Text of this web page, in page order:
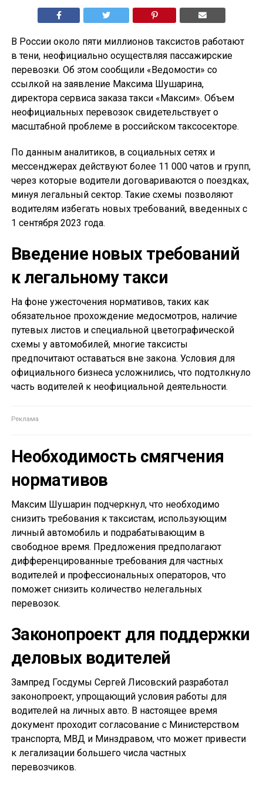
В России около пяти миллионов таксистов работают
в тени, неофициально осуществляя пассажирские
перевозки. Об этом сообщили «Ведомости» со
ссылкой на заявление Максима Шушарина,
директора сервиса заказа такси «Максим». Объем
неофициальных перевозок свидетельствует о
масштабной проблеме в российском таксосекторе.
По данным аналитиков, в социальных сетях и
мессенджерах действуют более 11 000 чатов и групп,
через которые водители договариваются о поездках,
минуя легальный сектор. Такие схемы позволяют
водителям избегать новых требований, введенных с
1 сентября 2023 года.
Введение новых требований
к легальному такси
На фоне ужесточения нормативов, таких как
обязательное прохождение медосмотров, наличие
путевых листов и специальной цветографической
схемы у автомобилей, многие таксисты
предпочитают оставаться вне закона. Условия для
официального бизнеса усложнились, что подтолкнуло
часть водителей к неофициальной деятельности.
Необходимость смягчения
нормативов
Максим Шушарин подчеркнул, что необходимо
снизить требования к таксистам, использующим
личный автомобиль и подрабатывающим в
свободное время. Предложения предполагают
дифференцированные требования для частных
водителей и профессиональных операторов, что
поможет снизить количество нелегальных
перевозок.
Законопроект для поддержки
деловых водителей
Зампред Госдумы Сергей Лисовский разработал
законопроект, упрощающий условия работы для
водителей на личных авто. В настоящее время
документ проходит согласование с Министерством
транспорта, МВД и Минздравом, что может привести
к легализации большего числа частных
перевозчиков.